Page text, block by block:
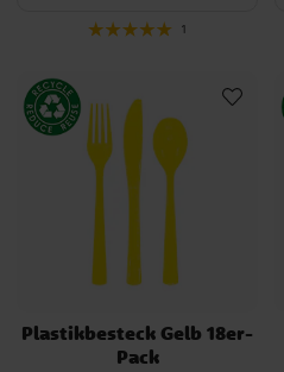
1
Plastikbesteck Gelb 18er-
Pack